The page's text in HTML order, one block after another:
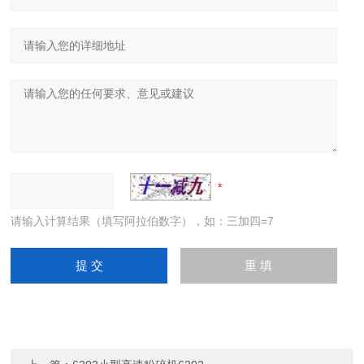
请输入计算结果（填写阿拉伯数字），如：三加四=7